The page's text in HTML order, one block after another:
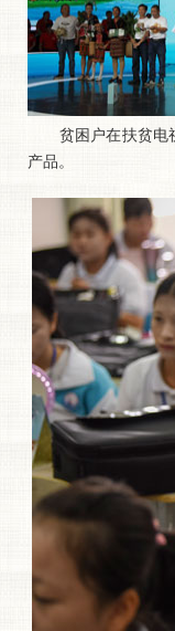
贫困户在扶贫电
产品。